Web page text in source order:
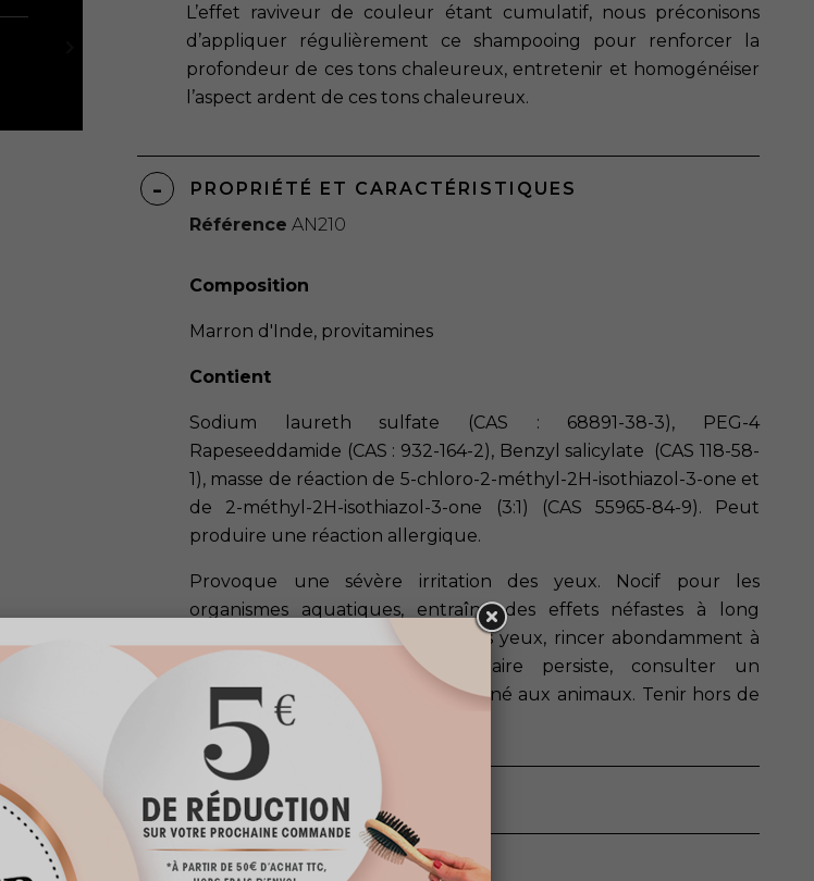
L’effet raviveur de couleur étant cumulatif, nous préconisons
d’appliquer régulièrement ce shampooing pour renforcer la
profondeur de ces tons chaleureux, entretenir et homogénéiser
l’aspect ardent de ces tons chaleureux.
PROPRIÉTÉ ET CARACTÉRISTIQUES
Référence AN210
Composition
Marron d'Inde, provitamines
Contient
Sodium laureth sulfate (CAS : 68891-38-3), PEG-4
Rapeseeddamide (CAS : 932-164-2), Benzyl salicylate (CAS 118-58-
1), masse de réaction de 5-chloro-2-méthyl-2H-isothiazol-3-one et
de 2-méthyl-2H-isothiazol-3-one (3:1) (CAS 55965-84-9). Peut
produire une réaction allergique.
Provoque une sévère irritation des yeux. Nocif pour les
organismes aquatiques, entraîne des effets néfastes à long
terme. En cas de contact avec les yeux, rincer abondamment à
l'eau claire. Si l'irritation oculaire persiste, consulter un
médecin/vétérinaire. Produit destiné aux animaux. Tenir hors de
portée des enfants.
MODE D'EMPLOI
ANIMAUX CONCERNÉS